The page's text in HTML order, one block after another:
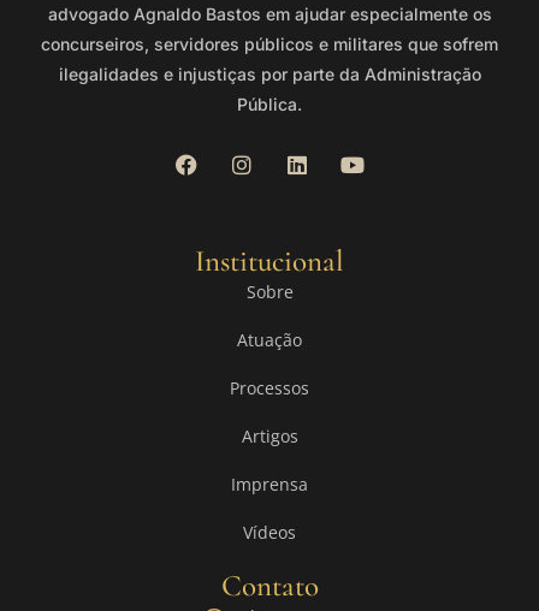
advogado Agnaldo Bastos em ajudar especialmente os
concurseiros, servidores públicos e militares que sofrem
ilegalidades e injustiças por parte da Administração
Pública.
Institucional
Sobre
Atuação
Processos
Artigos
Imprensa
Vídeos
Contato